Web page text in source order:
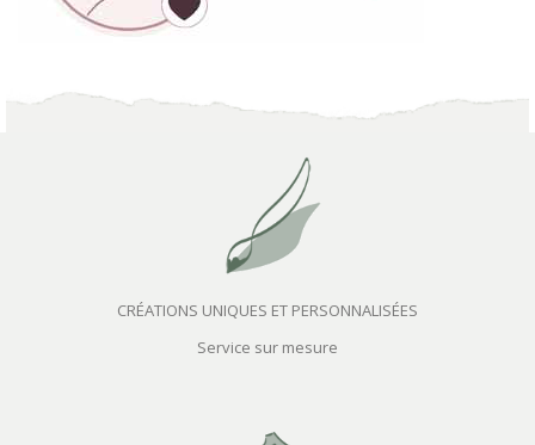
CRÉATIONS UNIQUES ET PERSONNALISÉES
Service sur mesure